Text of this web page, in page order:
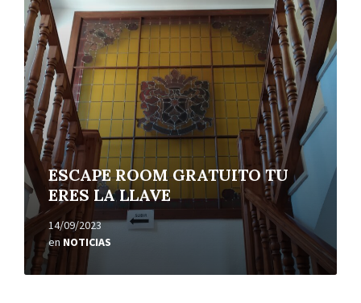
ESCAPE ROOM GRATUITO TU
ERES LA LLAVE
14/09/2023
en NOTICIAS